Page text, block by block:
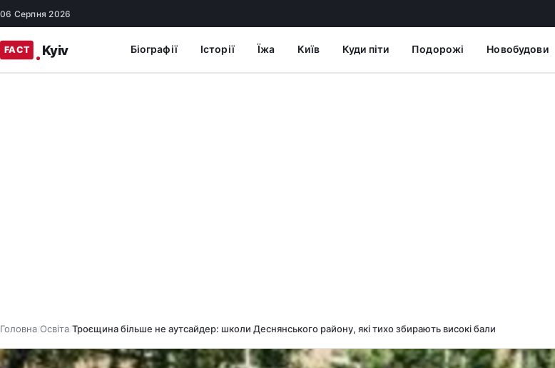
06 Серпня 2026
Біографії Історії Їжа Київ Куди піти Подорожі Новобудови
Головна/Освіта/Троєщина більше не аутсайдер: школи Деснянського району, які тихо збирають високі бали